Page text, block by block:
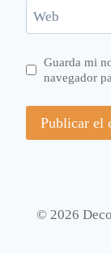
Web
Guarda mi
navegador
© 2026